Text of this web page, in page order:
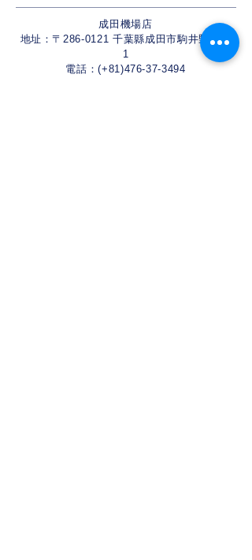
成田機場店
地址：〒286-0121 千葉縣成田市駒井野469-
1
電話：(+81)476-37-3494